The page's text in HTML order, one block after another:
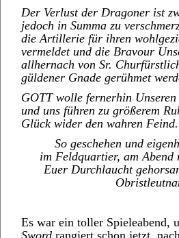
Der Verlust der Dragoner ist
jedoch in Summa zu
die Artillerie für ihren
vermeldet und die Bravour
allhernach von Sr.
güldener Gnade gerühmet
GOTT wolle fernerhin Unseren
und uns führen zu größerem
Glück wider den wahren Feind.
So geschehen und
im Feldquartier, am Abend
Euer Durchlaucht
Es war ein toller Spieleabend,
Sword rangiert schon jetzt,